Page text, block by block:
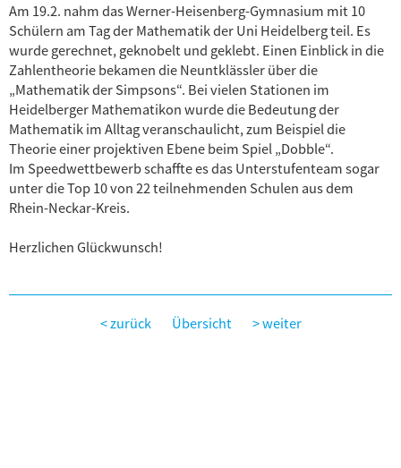
Am 19.2. nahm das Werner-Heisenberg-Gymnasium mit 10
Schülern am Tag der Mathematik der Uni Heidelberg teil. Es
wurde gerechnet, geknobelt und geklebt. Einen Einblick in die
Zahlentheorie bekamen die Neuntklässler über die
„Mathematik der Simpsons“. Bei vielen Stationen im
Heidelberger Mathematikon wurde die Bedeutung der
Mathematik im Alltag veranschaulicht, zum Beispiel die
Theorie einer projektiven Ebene beim Spiel „Dobble“.
Im Speedwettbewerb schaffte es das Unterstufenteam sogar
unter die Top 10 von 22 teilnehmenden Schulen aus dem
Rhein-Neckar-Kreis.
Herzlichen Glückwunsch!
< zurück Übersicht > weiter